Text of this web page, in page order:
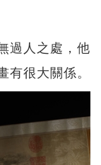
過人之處，他
很大關係。